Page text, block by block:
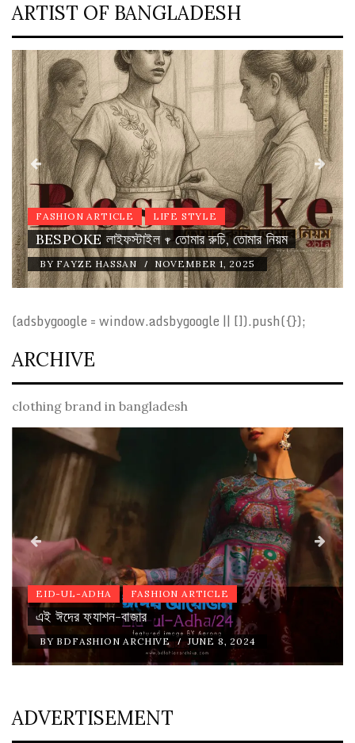
ARTIST OF BANGLADESH
FASHION ARTICLE LIFE STYLE
BESPOKE লাইফস্টাইল 𖥧 তোমার রুচি, তোমার নিয়ম
BY FAYZE HASSAN / NOVEMBER 1, 2025
(adsbygoogle = window.adsbygoogle || []).push({});
ARCHIVE
clothing brand in bangladesh
EID-UL-ADHA FASHION ARTICLE
এই ঈদের ফ্যাশন-বাজার
BY BDFASHION ARCHIVE / JUNE 8, 2024
ADVERTISEMENT